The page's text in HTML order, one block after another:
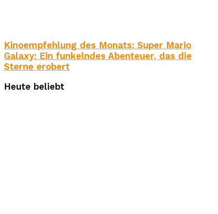
Kinoempfehlung des Monats: Super Mario
Galaxy: Ein funkelndes Abenteuer, das die
Sterne erobert
Heute beliebt